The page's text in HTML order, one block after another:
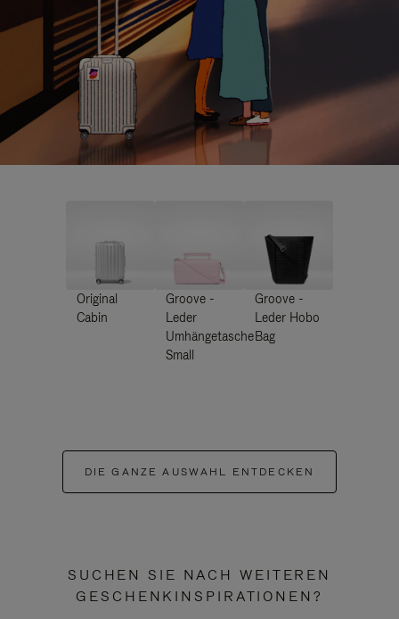
Original
Cabin
Groove -
Leder
Umhängetasche
Small
Groove -
Leder Hobo
Bag
DIE GANZE AUSWAHL ENTDECKEN
SUCHEN SIE NACH WEITEREN
GESCHENKINSPIRATIONEN?